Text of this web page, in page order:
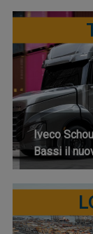
Iveco
Bassi il